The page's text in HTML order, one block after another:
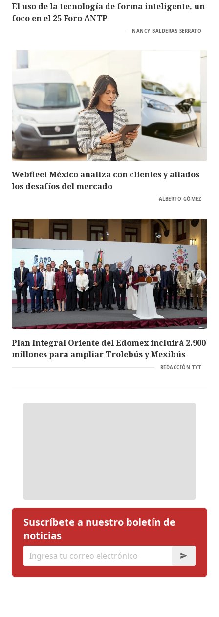
El uso de la tecnología de forma inteligente, un
foco en el 25 Foro ANTP
NANCY BALDERAS SERRATO
Webfleet México analiza con clientes y aliados
los desafíos del mercado
ALBERTO GÓMEZ
Plan Integral Oriente del Edomex incluirá 2,900
millones para ampliar Trolebús y Mexibús
REDACCIÓN TYT
Suscríbete a nuestro boletín de
noticias